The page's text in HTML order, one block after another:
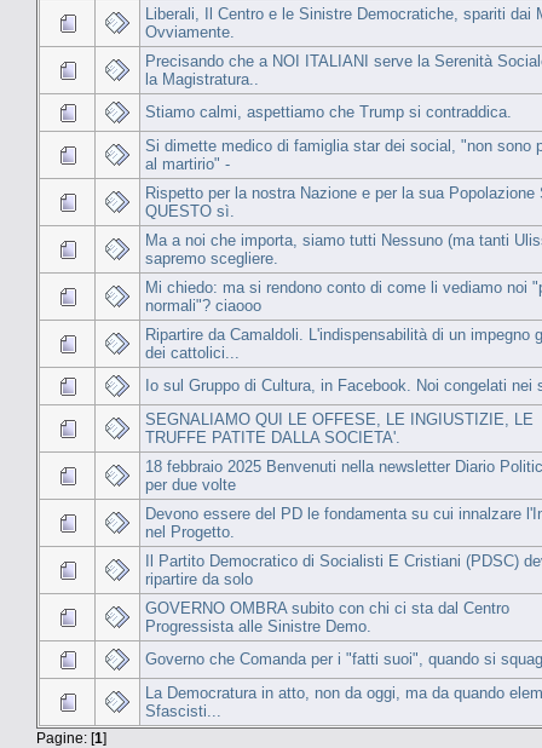
Liberali, Il Centro e le Sinistre Democratiche, spariti dai
Ovviamente.
Precisando che a NOI ITALIANI serve la Serenità
la Magistratura..
Stiamo calmi, aspettiamo che Trump si contraddica.
Si dimette medico di famiglia star dei social, "non sono
al martirio" -
Rispetto per la nostra Nazione e per la sua Popolazione
QUESTO sì.
Ma a noi che importa, siamo tutti Nessuno (ma tanti
sapremo scegliere.
Mi chiedo: ma si rendono conto di come li vediamo noi
normali"? ciaooo
Ripartire da Camaldoli. L'indispensabilità di un impegno
dei cattolici...
Io sul Gruppo di Cultura, in Facebook. Noi congelati nei
SEGNALIAMO QUI LE OFFESE, LE INGIUSTIZIE, LE
TRUFFE PATITE DALLA SOCIETA'.
18 febbraio 2025 Benvenuti nella newsletter Diario
per due volte
Devono essere del PD le fondamenta su cui innalzare
nel Progetto.
Il Partito Democratico di Socialisti E Cristiani (PDSC)
ripartire da solo
GOVERNO OMBRA subito con chi ci sta dal Centro
Progressista alle Sinistre Demo.
Governo che Comanda per i "fatti suoi", quando si
La Democratura in atto, non da oggi, ma da quando
Sfascisti...
Pagine: [1]